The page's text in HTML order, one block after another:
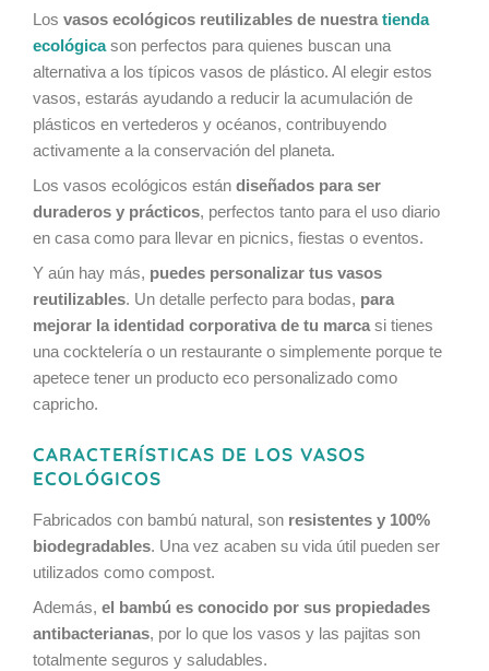
Los vasos ecológicos reutilizables de nuestra tienda
ecológicason perfectos para quienes buscan una
alternativa a los típicos vasos de plástico. Al elegir estos
vasos, estarás ayudando a reducir la acumulación de
plásticos en vertederos y océanos, contribuyendo
activamente a la conservación del planeta.
Los vasos ecológicos están diseñados para ser
duraderos y prácticos, perfectos tanto para el uso diario
en casa como para llevar en picnics, fiestas o eventos.
Y aún hay más, puedes personalizar tus vasos
reutilizables. Un detalle perfecto para bodas, para
mejorar la identidad corporativa de tu marca si tienes
una cocktelería o un restaurante o simplemente porque te
apetece tener un producto eco personalizado como
capricho.
CARACTERÍSTICAS DE LOS VASOS
ECOLÓGICOS
Fabricados con bambú natural, son resistentes y 100%
biodegradables. Una vez acaben su vida útil pueden ser
utilizados como compost.
Además, el bambú es conocido por sus propiedades
antibacterianas, por lo que los vasos y las pajitas son
totalmente seguros y saludables.